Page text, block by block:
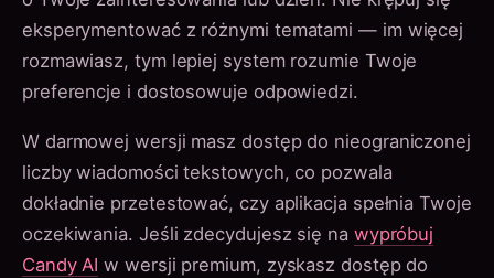
eksperymentować z różnymi tematami — im więcej
rozmawiasz, tym lepiej system rozumie Twoje
preferencje i dostosowuje odpowiedzi.
W darmowej wersji masz dostęp do nieograniczonej
liczby wiadomości tekstowych, co pozwala
dokładnie przetestować, czy aplikacja spełnia Twoje
oczekiwania. Jeśli zdecydujesz się na wypróbuj
Candy AI w wersji premium, zyskasz dostęp do